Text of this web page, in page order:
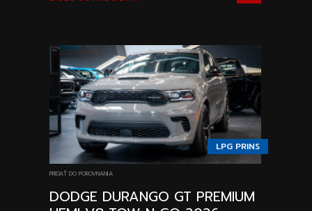
LPG PRINS
PRIDAŤ DO POROVNANIA
DODGE DURANGO GT PREMIUM